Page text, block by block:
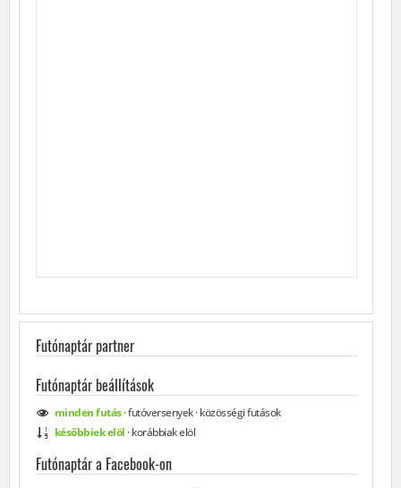
Futónaptár partner
Futónaptár beállítások
mindenfutás·futóversenyek·közösségifutások
későbbiek elöl ·korábbiak elöl
Futónaptár a Facebook-on